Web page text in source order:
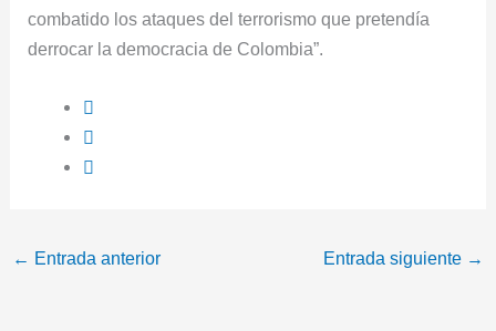
combatido los ataques del terrorismo que pretendía
derrocar la democracia de Colombia”.
← Entrada anterior Entrada siguiente →